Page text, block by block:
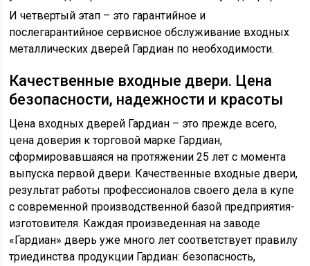
И четвертый этап – это гарантийное и
послегарантийное сервисное обслуживание входных
металлических дверей Гардиан по необходимости.
Качественные входные двери. Цена
безопасности, надежности и красоты
Цена входных дверей Гардиан – это прежде всего,
цена доверия к торговой марке Гардиан,
сформировавшаяся на протяжении 25 лет с момента
выпуска первой двери. Качественные входные двери,
результат работы профессионалов своего дела в купе
с современной производственной базой предприятия-
изготовителя. Каждая произведенная на заводе
«Гардиан» дверь уже много лет соответствует правилу
триединства продукции Гардиан: безопасность,